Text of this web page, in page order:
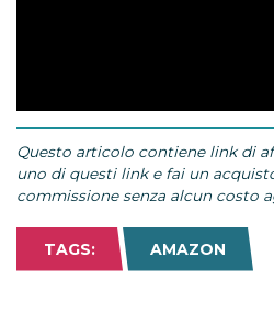
Questo articolo contiene link di
uno di questi link e fai un
commissione senza alcun costo
TAGS: AMAZON